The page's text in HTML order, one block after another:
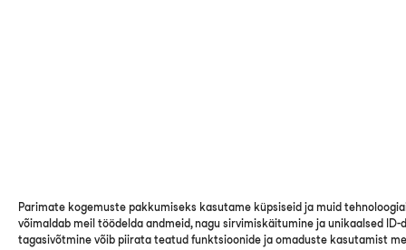
Parimate kogemuste pakkumiseks kasutame küpsiseid ja muid
võimaldab meil töödelda andmeid, nagu sirvimiskäitumine ja unikaalsed
tagasivõtmine võib piirata teatud funktsioonide ja omaduste kasutamist